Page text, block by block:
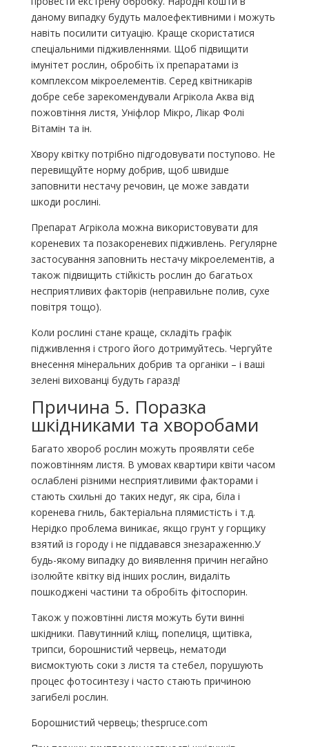
даному випадку будуть малоефективними і можуть
навіть посилити ситуацію. Краще скористатися
спеціальними підживленнями. Щоб підвищити
імунітет рослин, обробіть їх препаратами із
комплексом мікроелементів. Серед квітникарів
добре себе зарекомендували Агрікола Аква від
пожовтіння листя, Уніфлор Мікро, Лікар Фолі
Вітамін та ін.
Хвору квітку потрібно підгодовувати поступово. Не
перевищуйте норму добрив, щоб швидше
заповнити нестачу речовин, це може завдати
шкоди рослині.
Препарат Агрікола можна використовувати для
кореневих та позакореневих підживлень. Регулярне
застосування заповнить нестачу мікроелементів, а
також підвищить стійкість рослин до багатьох
несприятливих факторів (неправильне полив, сухе
повітря тощо).
Коли рослині стане краще, складіть графік
підживлення і строго його дотримуйтесь. Чергуйте
внесення мінеральних добрив та органіки – і ваші
зелені вихованці будуть гаразд!
Причина 5. Поразка
шкідниками та хворобами
Багато хвороб рослин можуть проявляти себе
пожовтінням листя. В умовах квартири квіти часом
ослаблені різними несприятливими факторами і
стають схильні до таких недуг, як сіра, біла і
коренева гниль, бактеріальна плямистість і т.д.
Нерідко проблема виникає, якщо грунт у горщику
взятий із городу і не піддавався знезараженню.У
будь-якому випадку до виявлення причин негайно
ізолюйте квітку від інших рослин, видаліть
пошкоджені частини та обробіть фітоспорин.
Також у пожовтінні листя можуть бути винні
шкідники. Павутинний кліщ, попелиця, щитівка,
трипси, борошнистий червець, нематоди
висмоктують соки з листя та стебел, порушують
процес фотосинтезу і часто стають причиною
загибелі рослин.
Борошнистий червець; thespruce.com